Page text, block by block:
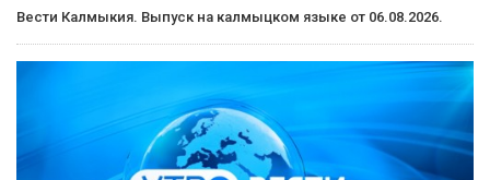
Вести Калмыкия. Выпуск на калмыцком языке от 06.08.2026.